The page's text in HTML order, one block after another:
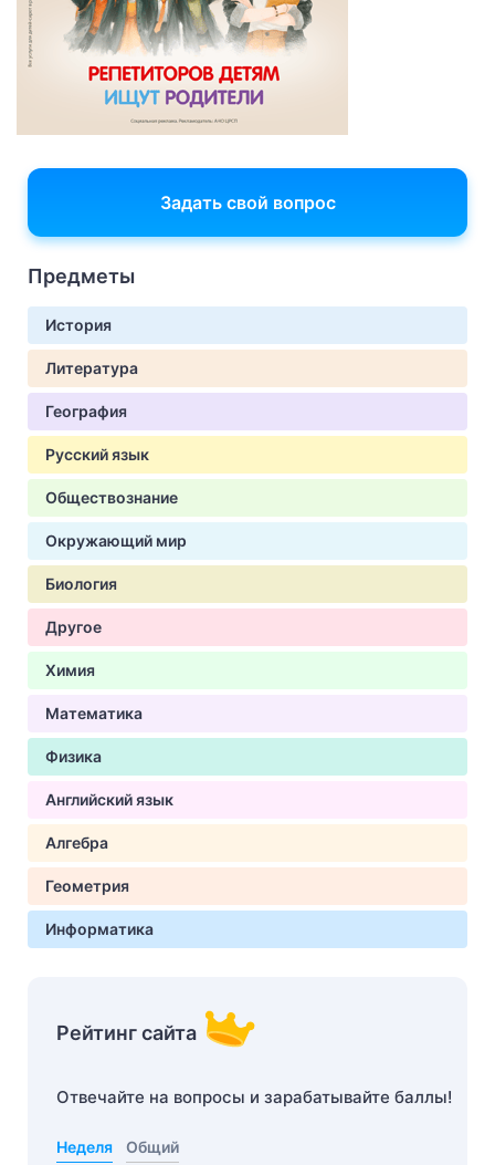
Задать свой вопрос
Предметы
История
Литература
География
Русский язык
Обществознание
Окружающий мир
Биология
Другое
Химия
Математика
Физика
Английский язык
Алгебра
Геометрия
Информатика
Рейтинг сайта
Отвечайте на вопросы и зарабатывайте баллы!
Неделя Общий